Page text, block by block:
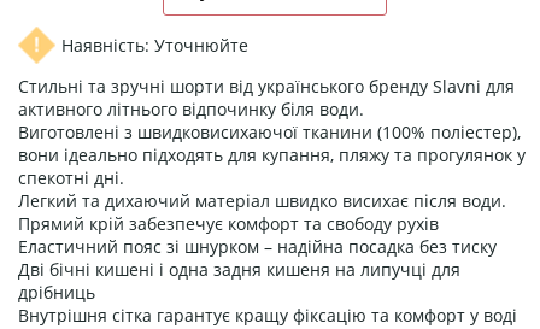
Наявність: Уточнюйте
Стильні та зручні шорти від українського бренду Slavni для
активного літнього відпочинку біля води.
Виготовлені з швидковисихаючої тканини (100% поліестер),
вони ідеально підходять для купання, пляжу та прогулянок у
спекотні дні.
Легкий та дихаючий матеріал швидко висихає після води.
Прямий крій забезпечує комфорт та свободу рухів
Еластичний пояс зі шнурком – надійна посадка без тиску
Дві бічні кишені і одна задня кишеня на липучці для
дрібниць
Внутрішня сітка гарантує кращу фіксацію та комфорт у воді